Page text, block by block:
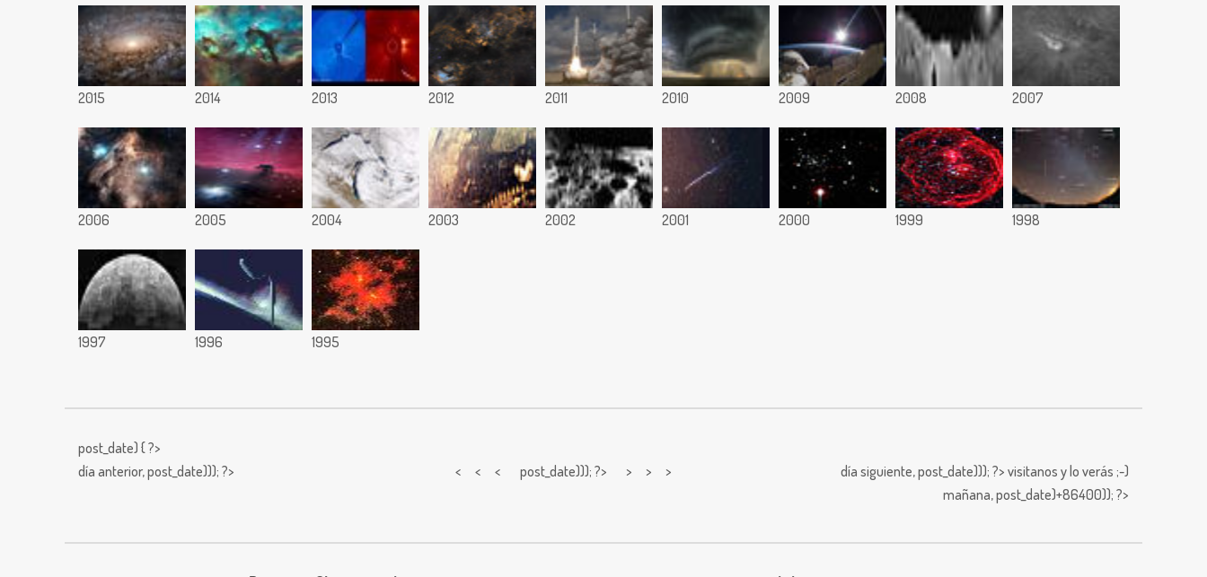
2015 2014 2013 2012 2011 2010 2009 2008 2007
2006 2005 2004 2003 2002 2001 2000 1999 1998
1997 1996 1995
post_date) { ?>
día anterior,post_date))); ?> < < < post_date))); ?> > > > día siguiente,post_date))); ?> visitanos y lo verás ;-)
mañana,post_date)+86400)); ?>